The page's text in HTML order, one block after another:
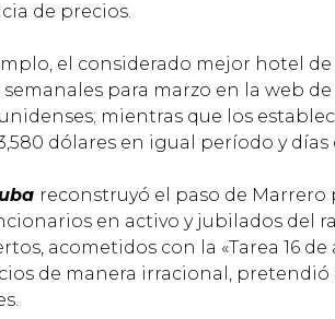
de precios.
el considerado mejor hotel
para marzo en la web
mientras que los
3,580 dólares en igual período y
reconstruyó el paso de Marrero
en activo y jubilados del
acometidos con la «Tarea 16
de manera irracional,